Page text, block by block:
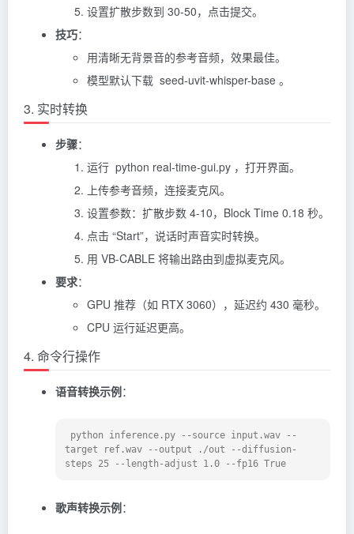
设置扩散步数到 30-50，点击提交。
技巧：
用清晰无背景音的参考音频，效果最佳。
模型默认下载 seed-uvit-whisper-base 。
3. 实时转换
步骤：
运行 python real-time-gui.py ，打开界面。
上传参考音频，连接麦克风。
设置参数：扩散步数 4-10，Block Time 0.18 秒。
点击 “Start”，说话时声音实时转换。
用 VB-CABLE 将输出路由到虚拟麦克风。
要求：
GPU 推荐（如 RTX 3060），延迟约 430 毫秒。
CPU 运行延迟更高。
4. 命令行操作
语音转换示例：
target ref.wav --output ./out --diffusion-
steps 25 --length-adjust 1.0 --fp16 True
歌声转换示例：